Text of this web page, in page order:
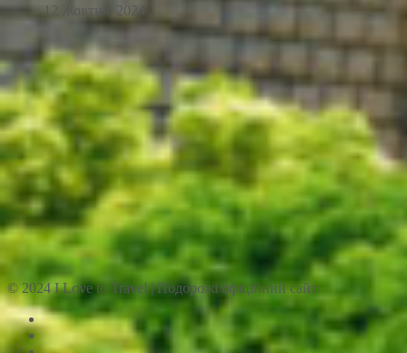
12 Жовтня, 2024
© 2024 I Love to Travel | Подорожі офіційний сайт